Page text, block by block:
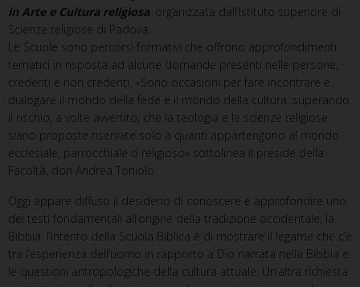
in Arte e Cultura religiosa, organizzata dall’Istituto superiore di
Scienze religiose di Padova.
Le Scuole sono percorsi formativi che offrono approfondimenti
tematici in risposta ad alcune domande presenti nelle persone,
credenti e non credenti. «Sono occasioni per fare incontrare e
dialogare il mondo della fede e il mondo della cultura, superando
il rischio, a volte avvertito, che la teologia e le scienze religiose
siano proposte riservate solo a quanti appartengono al mondo
ecclesiale, parrocchiale o religioso» sottolinea il preside della
Facoltà, don Andrea Toniolo.
Oggi appare diffuso il desiderio di conoscere e approfondire uno
dei testi fondamentali all’origine della tradizione occidentale, la
Bibbia: l’intento della Scuola Biblica è di mostrare il legame che c’è
tra l’esperienza dell’uomo in rapporto a Dio narrata nella Bibbia e
le questioni antropologiche della cultura attuale. Un’altra richiesta